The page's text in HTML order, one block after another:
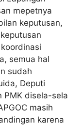
mepetnya
keputusan,
semua hal
sudah
Deputi
PMK disela-sela
masih
karena